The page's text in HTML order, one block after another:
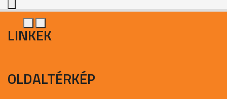
LINKEK
OLDALTÉRKÉP